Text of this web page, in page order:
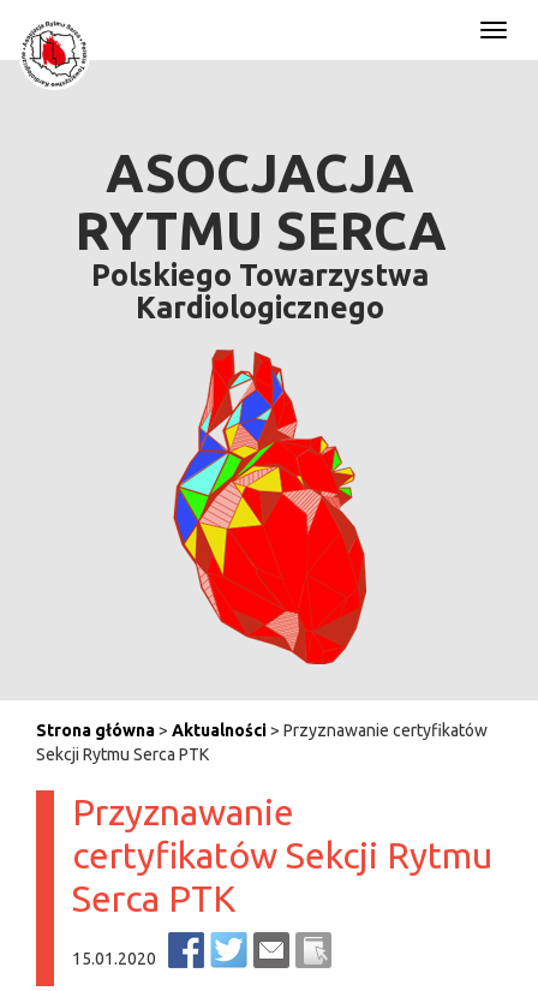
ASOCJACJA
RYTMU SERCA
Polskiego Towarzystwa
Kardiologicznego
Strona główna> Aktualności> Przyznawanie certyfikatów
Sekcji Rytmu Serca PTK
Przyznawanie
certyfikatów Sekcji Rytmu
Serca PTK
15.01.2020